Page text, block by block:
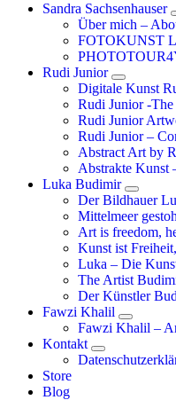
Sandra Sachsenhauser
Über mich –
FOTOKUNST
Rudi Junior
Digitale Kunst
Rudi Junior -The
Rudi Junior
Rudi Junior –
Abstract Art by
Abstrakte Kunst
Luka Budimir
Der Bildhauer
Mittelmeer
Art is freedom,
Kunst ist
Luka – Die
The Artist
Der Künstler
Fawzi Khalil
Fawzi Khalil –
Kontakt
Store
Blog